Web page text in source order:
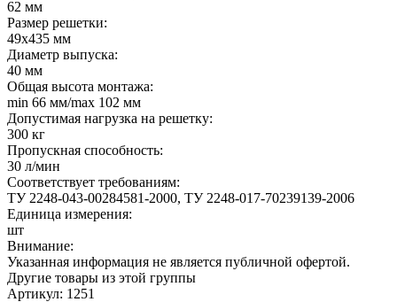
62 мм
Размер решетки:
49х435 мм
Диаметр выпуска:
40 мм
Общая высота монтажа:
min 66 мм/max 102 мм
Допустимая нагрузка на решетку:
300 кг
Пропускная способность:
30 л/мин
Соответствует требованиям:
ТУ 2248-043-00284581-2000, ТУ 2248-017-70239139-2006
Единица измерения:
шт
Внимание:
Указанная информация не является публичной офертой.
Другие товары из этой группы
Артикул: 1251